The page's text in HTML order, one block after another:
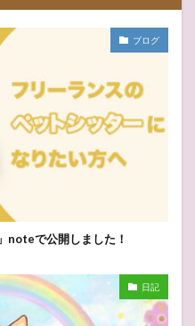
ブログ
noteで公開しました！
日記